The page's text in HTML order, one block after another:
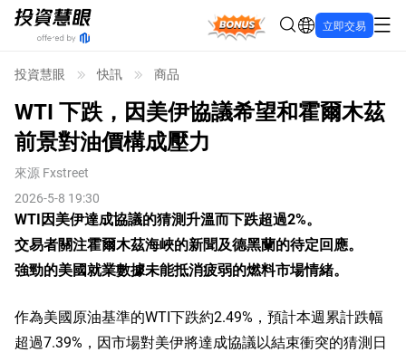
Bonus 立即交易
投資慧眼 快訊 商品
WTI 下跌，因美伊協議希望和霍爾木茲
前景對油價構成壓力
來源 Fxstreet
2026-5-8 19:30
WTI因美伊達成協議的猜測升溫而下跌超過2%。
交易者關注霍爾木茲海峽的新聞及德黑蘭的待定回應。
強勁的美國就業數據未能抵消疲弱的燃料市場情緒。
作為美國原油基準的WTI下跌約2.49%，預計本週累計跌幅
超過7.39%，因市場對美伊將達成協議以結束衝突的猜測日